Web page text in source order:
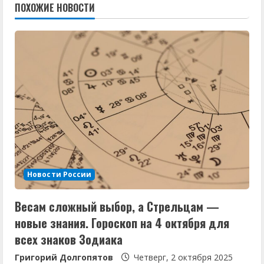
ж
и
ь
ч
т
е
н
и
е
ПОХОЖИЕ НОВОСТИ
Новости России
Весам сложный выбор, а Стрельцам —
новые знания. Гороскоп на 4 октября для
всех знаков Зодиака
Григорий Долгопятов Четверг, 2 октября 2025